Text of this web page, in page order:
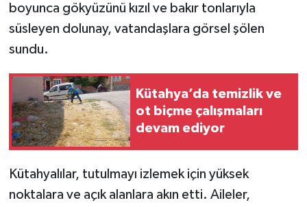
boyunca gökyüzünü kızıl ve bakır tonlarıyla
süsleyen dolunay, vatandaşlara görsel şölen
sundu.
Kütahya’da temizlik ve
ot biçme çalışmaları
devam ediyor
Kütahyalılar, tutulmayı izlemek için yüksek
noktalara ve açık alanlara akın etti. Aileler,
İlçeler
Köşe Yazıları
Kültür Sanat
Kütahya
Otomobil